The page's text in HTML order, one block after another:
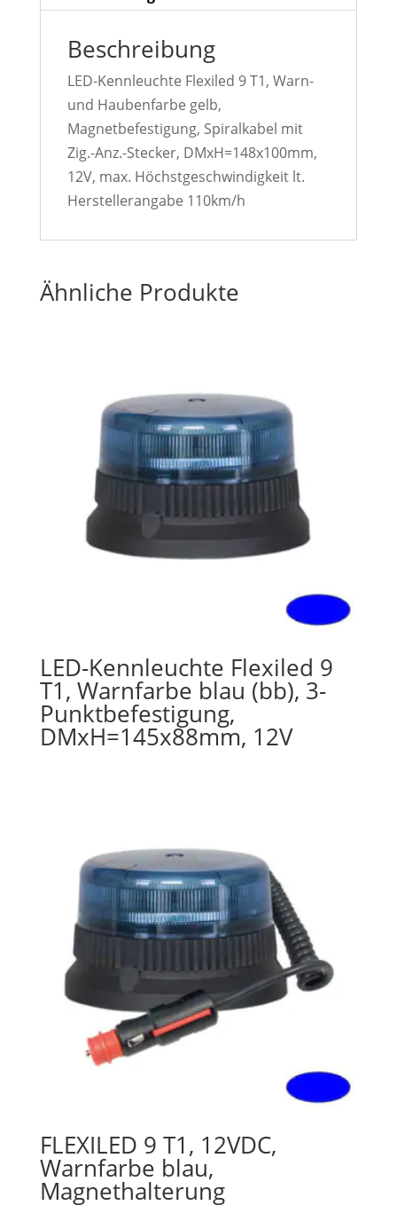
Beschreibung
LED-Kennleuchte Flexiled 9 T1, Warn-
und Haubenfarbe gelb,
Magnetbefestigung, Spiralkabel mit
Zig.-Anz.-Stecker, DMxH=148x100mm,
12V, max. Höchstgeschwindigkeit lt.
Herstellerangabe 110km/h
Ähnliche Produkte
LED-Kennleuchte Flexiled 9
T1, Warnfarbe blau (bb), 3-
Punktbefestigung,
DMxH=145x88mm, 12V
FLEXILED 9 T1, 12VDC,
Warnfarbe blau,
Magnethalterung